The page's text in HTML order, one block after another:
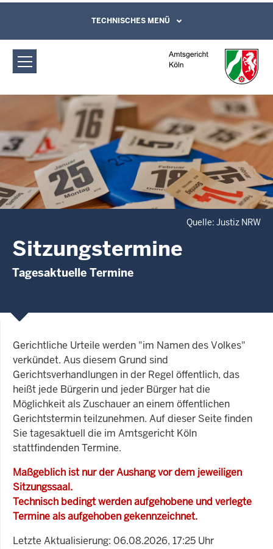
Amtsgericht Köln: Sitzungstermine
Direkt zum Inhalt
Leichte Sprache, Gebärdensprachenvideo
und Kontaktformular
TECHNISCHES MENÜ
Quelle: Justiz NRW
Sitzungstermine
Tagesaktuelle Termine
Gerichtliche Urteile werden "im Namen des Volkes"
verkündet. Aus diesem Grund sind
Gerichtsverhandlungen in der Regel öffentlich, das
heißt jede Bürgerin und jeder Bürger hat die
Möglichkeit als Zuschauer an einem öffentlichen
Gerichtstermin teilzunehmen. Auf dieser Seite finden
Sie tagesaktuell die im Amtsgericht Köln
stattfindenden Termine.
Maßgeblich ist nur der Aushang vor dem jeweiligen
Sitzungssaal.
Technisch bedingt werden aufgehobene und verlegte
Termine als aufgehoben gekennzeichnet.
Letzte Aktualisierung: 06.08.2026, 17:25 Uhr